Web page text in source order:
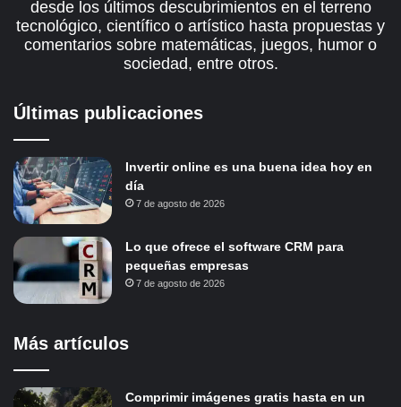
desde los últimos descubrimientos en el terreno
tecnológico, científico o artístico hasta propuestas y
comentarios sobre matemáticas, juegos, humor o
sociedad, entre otros.
Últimas publicaciones
Invertir online es una buena idea hoy en
día
7 de agosto de 2026
Lo que ofrece el software CRM para
pequeñas empresas
7 de agosto de 2026
Más artículos
Comprimir imágenes gratis hasta en un